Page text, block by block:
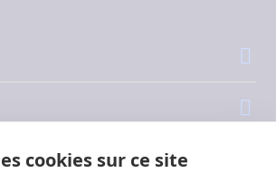
cookies sur ce site